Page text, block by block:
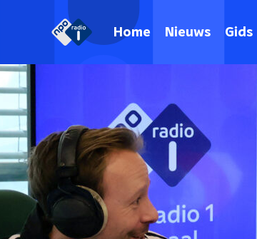
Home Nieuws Gids